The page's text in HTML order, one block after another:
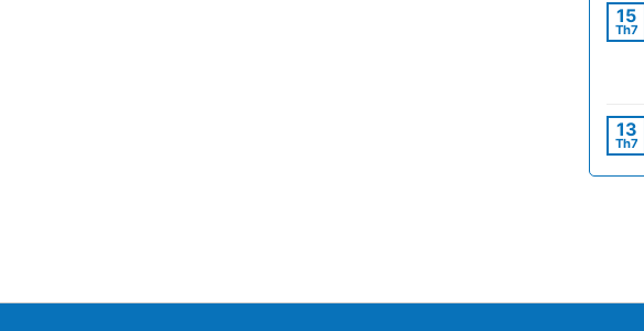
15
Th7
13
Th7